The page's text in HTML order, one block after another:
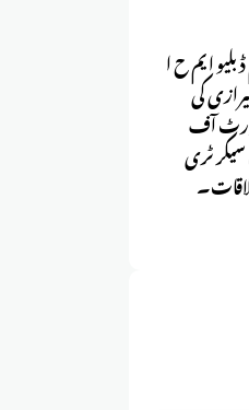
ایم ح ا
کی
آف